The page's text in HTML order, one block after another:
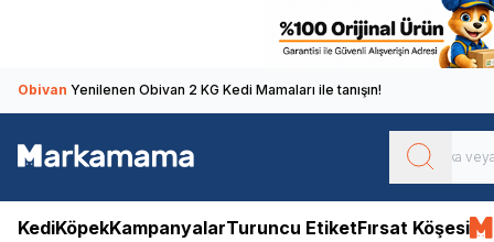
Obivan Yenilenen Obivan 2 KG Kedi Mamaları ile tanışın!
KediKöpekKampanyalarTuruncu EtiketFırsat Köşesi